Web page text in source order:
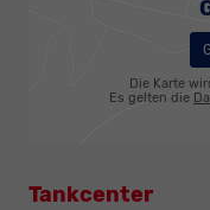
Die Karte
Es gelten die
Tankcenter